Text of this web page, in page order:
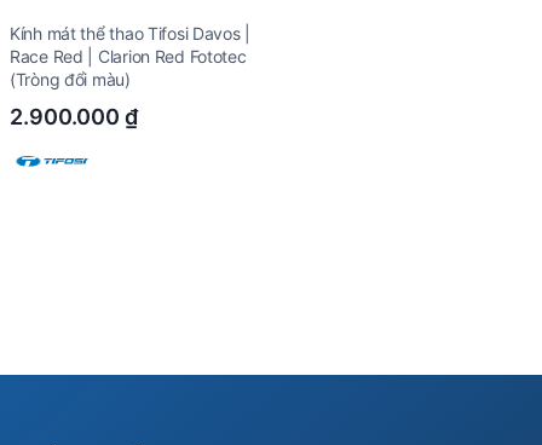
Kính mát thể thao Tifosi Davos |
Race Red | Clarion Red Fototec
(Tròng đổi màu)
2.900.000 ₫